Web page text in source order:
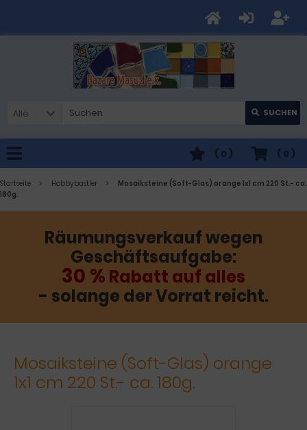
Alle SUCHEN
( 0 )
( 0 )
Startseite Hobbybastler
Mosaiksteine (Soft-Glas) orange 1x1 cm 220 St.- ca.
180g.
Räumungsverkauf wegen
Geschäftsaufgabe:
30 % Rabatt auf alles
- solange der Vorrat reicht.
Mosaiksteine (Soft-Glas) orange
1x1 cm 220 St.- ca. 180g.